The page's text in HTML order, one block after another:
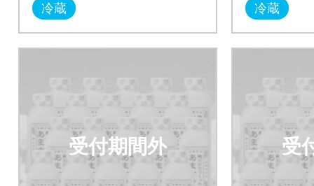
冷蔵 冷蔵
受付期間外 受